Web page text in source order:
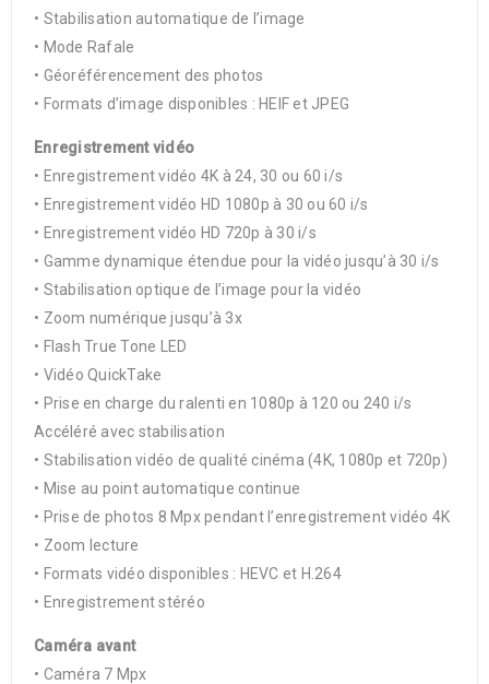
• Stabilisation automatique de l’image
• Mode Rafale
• Géoréférencement des photos
• Formats d’image disponibles : HEIF et JPEG
Enregistrement vidéo
• Enregistrement vidéo 4K à 24, 30 ou 60 i/s
• Enregistrement vidéo HD 1080p à 30 ou 60 i/s
• Enregistrement vidéo HD 720p à 30 i/s
• Gamme dynamique étendue pour la vidéo jusqu’à 30 i/s
• Stabilisation optique de l’image pour la vidéo
• Zoom numérique jusqu’à 3x
• Flash True Tone LED
• Vidéo QuickTake
• Prise en charge du ralenti en 1080p à 120 ou 240 i/s
Accéléré avec stabilisation
• Stabilisation vidéo de qualité cinéma (4K, 1080p et 720p)
• Mise au point automatique continue
• Prise de photos 8 Mpx pendant l’enregistrement vidéo 4K
• Zoom lecture
• Formats vidéo disponibles : HEVC et H.264
• Enregistrement stéréo
Caméra avant
• Caméra 7 Mpx